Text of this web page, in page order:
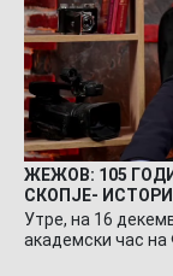
ЖЕЖОВ: 105
СКОПЈЕ-
Утре, на 16
академски час на